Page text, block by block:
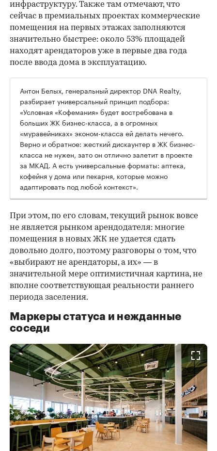
инфраструктуру. Также там отмечают, что
сейчас в премиальных проектах коммерческие
помещения на первых этажах заполняются
значительно быстрее: около 53% площадей
находят арендаторов уже в первые два года
после ввода дома в эксплуатацию.
Антон Белых, генеральный директор DNA Realty,
разбирает универсальный принцип подбора:
«Условная «Кофемания» будет востребована в
больших ЖК бизнес-класса, а в огромных
«муравейниках» эконом-класса ей делать нечего.
Верно и обратное: жесткий дискаунтер в ЖК бизнес-
класса не нужен, зато он отлично залетит в проекте
за МКАД. А есть универсальные форматы: аптека,
кофейня у дома или пекарня, которые можно
адаптировать под любой контекст».
При этом, по его словам, текущий рынок вовсе
не является рынком арендодателя: многие
помещения в новых ЖК не удается сдать
довольно долго, поэтому разговоры о том, что
«выбирают не арендаторы, а их» — в
значительной мере оптимистичная картина, не
вполне соответствующая реальности раннего
периода заселения.
Маркеры статуса и нежданные
соседи